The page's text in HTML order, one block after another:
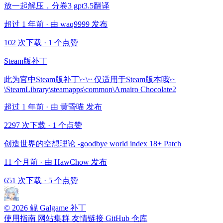
放一起解压，分卷3 gpt3.5翻译
超过 1 年前 · 由 waq9999 发布
102 次下载 · 1 个点赞
Steam版补丁
此为官中Steam版补丁\~\~ 仅适用于Steam版本哦\~
\SteamLibrary\steamapps\common\Amairo Chocolate2
超过 1 年前 · 由 黄昏喵 发布
2297 次下载 · 1 个点赞
创造世界的空想理论 -goodbye world index 18+ Patch
11 个月前 · 由 HawChow 发布
651 次下载 · 5 个点赞
© 2026 鲲 Galgame 补丁
使用指南 网站集群 友情链接 GitHub 仓库